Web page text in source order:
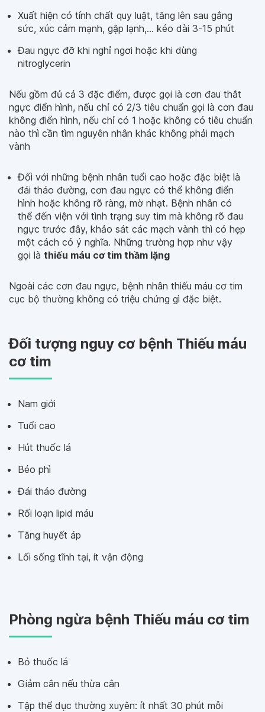
Xuất hiện có tính chất quy luật, tăng lên sau gắng
sức, xúc cảm mạnh, gặp lạnh,… kéo dài 3-15 phút
Đau ngực đỡ khi nghỉ ngơi hoặc khi dùng
nitroglycerin
Nếu gồm đủ cả 3 đặc điểm, được gọi là cơn đau thắt
ngực điển hình, nếu chỉ có 2/3 tiêu chuẩn gọi là cơn đau
không điển hình, nếu chỉ có 1 hoặc không có tiêu chuẩn
nào thì cần tìm nguyên nhân khác không phải mạch
vành
Đối với những bệnh nhân tuổi cao hoặc đặc biệt là
đái tháo đường, cơn đau ngực có thể không điển
hình hoặc không rõ ràng, mờ nhạt. Bệnh nhân có
thể đến viện với tình trạng suy tim mà không rõ đau
ngực trước đây, khảo sát các mạch vành thì có hẹp
một cách có ý nghĩa. Những trường hợp như vậy
gọi là thiếu máu cơ tim thầm lặng
Ngoài các cơn đau ngực, bệnh nhân thiếu máu cơ tim
cục bộ thường không có triệu chứng gì đặc biệt.
Đối tượng nguy cơ bệnh Thiếu máu
cơ tim
Nam giới
Tuổi cao
Hút thuốc lá
Béo phì
Đái tháo đường
Rối loạn lipid máu
Tăng huyết áp
Lối sống tĩnh tại, ít vận động
Phòng ngừa bệnh Thiếu máu cơ tim
Bỏ thuốc lá
Giảm cân nếu thừa cân
Tập thể dục thường xuyên: ít nhất 30 phút mỗi